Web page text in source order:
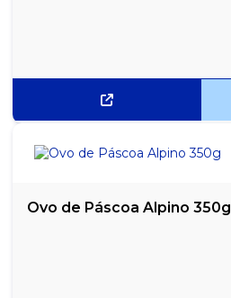
Ovo de Páscoa Alpino 350g